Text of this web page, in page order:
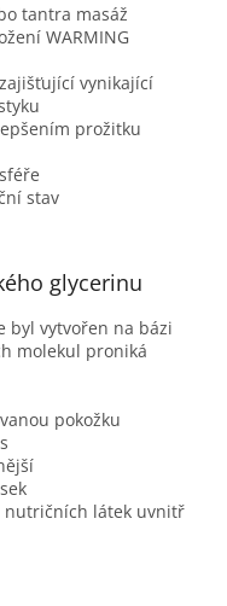
tantra masáž
WARMING
vynikající
prožitku
stav
glycerinu
byl vytvořen na bázi
molekul proniká
pokožku
látek uvnitř